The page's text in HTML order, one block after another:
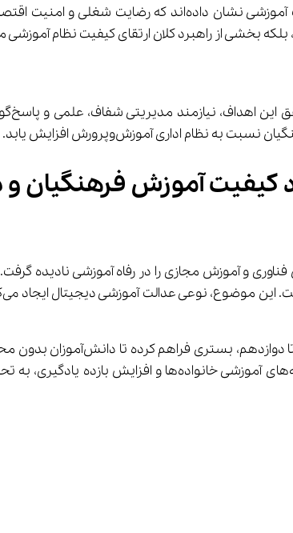
مجازی در بهبود کیفیت آموزش
آی ‌نو با ارائه ویدیوهای آموزشی درس‌به‌درس، نمونه‌سؤال، تمرین‌های هوشمند و
آموزش بهره‌مند شوند. چنین رویکردی همسو با مأموریت‌های رفاهی آموزش‌وپرورش است؛ چرا که با کاهش